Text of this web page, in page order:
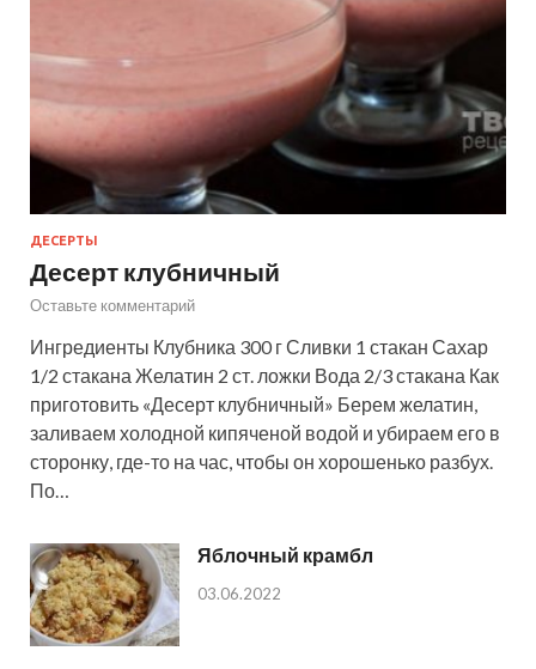
ДЕСЕРТЫ
Десерт клубничный
Оставьте комментарий
Ингредиенты Клубника 300 г Сливки 1 стакан Сахар
1/2 стакана Желатин 2 ст. ложки Вода 2/3 стакана Как
приготовить «Десерт клубничный» Берем желатин,
заливаем холодной кипяченой водой и убираем его в
сторонку, где-то на час, чтобы он хорошенько разбух.
По…
Яблочный крамбл
03.06.2022